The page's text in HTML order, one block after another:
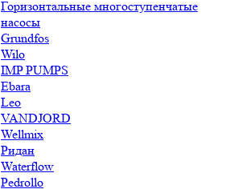
Горизонтальные многоступенчатые
насосы
Grundfos
Wilo
IMP PUMPS
Ebara
Leo
VANDJORD
Wellmix
Ридан
Waterflow
Pedrollo